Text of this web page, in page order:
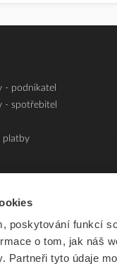
poskytování funkcí
o tom, jak náš
Partneři tyto údaje
- podnikatel
- spotřebitel
platby